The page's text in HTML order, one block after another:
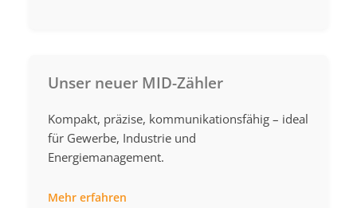
Unser neuer MID-Zähler
Kompakt, präzise, kommunikationsfähig – ideal
für Gewerbe, Industrie und
Energiemanagement.
Mehr erfahren